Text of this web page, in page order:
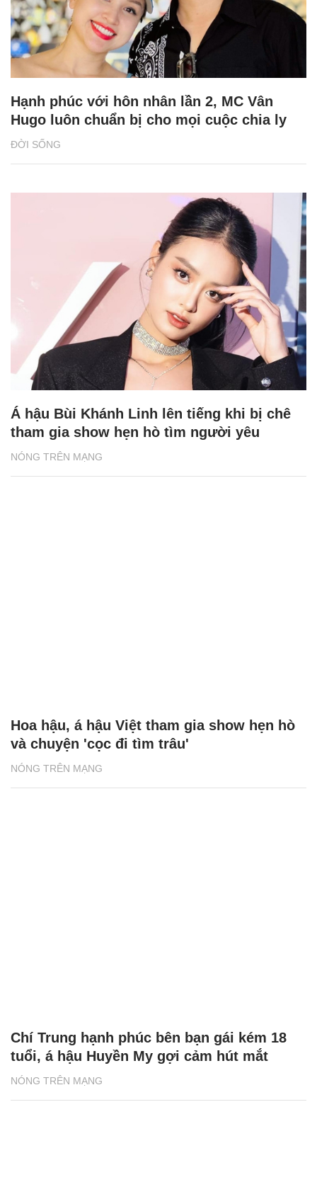
ĐỜI SỐNG
Hạnh phúc với hôn nhân lần 2, MC Vân
Hugo luôn chuẩn bị cho mọi cuộc chia ly
NÓNG TRÊN MẠNG
Á hậu Bùi Khánh Linh lên tiếng khi bị chê
tham gia show hẹn hò tìm người yêu
NÓNG TRÊN MẠNG
Hoa hậu, á hậu Việt tham gia show hẹn hò
và chuyện 'cọc đi tìm trâu'
NÓNG TRÊN MẠNG
Chí Trung hạnh phúc bên bạn gái kém 18
tuổi, á hậu Huyền My gợi cảm hút mắt